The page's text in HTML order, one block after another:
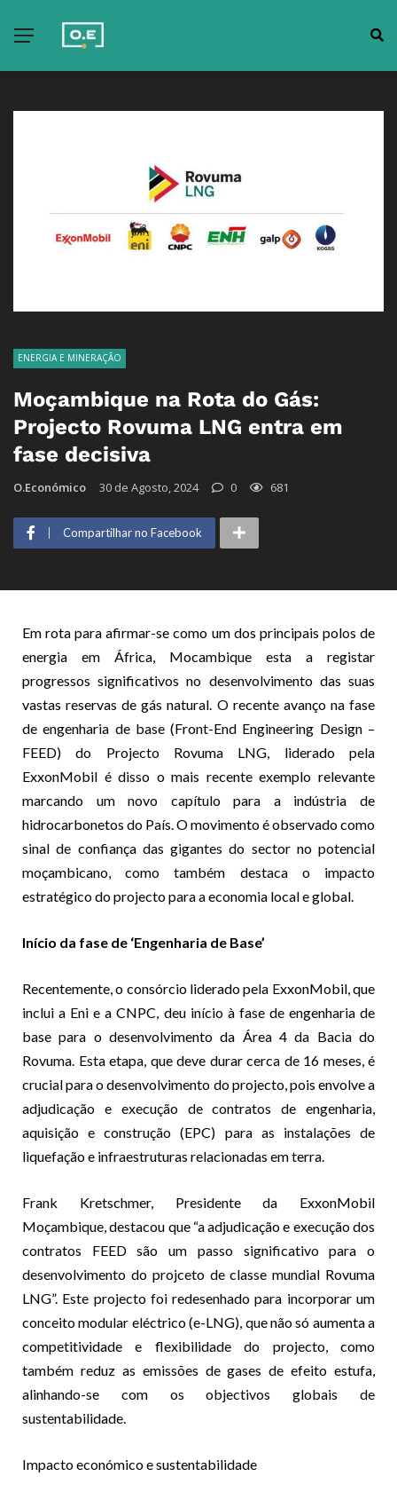
ENERGIA E MINERAÇÃO
Moçambique na Rota do Gás:
Projecto Rovuma LNG entra em
fase decisiva
O.Económico 30 de Agosto, 2024 0 681
Compartilhar no Facebook
Em rota para afirmar-se como um dos principais polos de
energia em África, Mocambique esta a registar
progressos significativos no desenvolvimento das suas
vastas reservas de gás natural. O recente avanço na fase
de engenharia de base (Front-End Engineering Design –
FEED) do Projecto Rovuma LNG, liderado pela
ExxonMobil é disso o mais recente exemplo relevante
marcando um novo capítulo para a indústria de
hidrocarbonetos do País. O movimento é observado como
sinal de confiança das gigantes do sector no potencial
moçambicano, como também destaca o impacto
estratégico do projecto para a economia local e global.
Início da fase de ‘Engenharia de Base’
Recentemente, o consórcio liderado pela ExxonMobil, que
inclui a Eni e a CNPC, deu início à fase de engenharia de
base para o desenvolvimento da Área 4 da Bacia do
Rovuma. Esta etapa, que deve durar cerca de 16 meses, é
crucial para o desenvolvimento do projecto, pois envolve a
adjudicação e execução de contratos de engenharia,
aquisição e construção (EPC) para as instalações de
liquefação e infraestruturas relacionadas em terra.
Frank Kretschmer, Presidente da ExxonMobil
Moçambique, destacou que “a adjudicação e execução dos
contratos FEED são um passo significativo para o
desenvolvimento do projceto de classe mundial Rovuma
LNG”. Este projecto foi redesenhado para incorporar um
conceito modular eléctrico (e-LNG), que não só aumenta a
competitividade e flexibilidade do projecto, como
também reduz as emissões de gases de efeito estufa,
alinhando-se com os objectivos globais de
sustentabilidade.
Impacto económico e sustentabilidade